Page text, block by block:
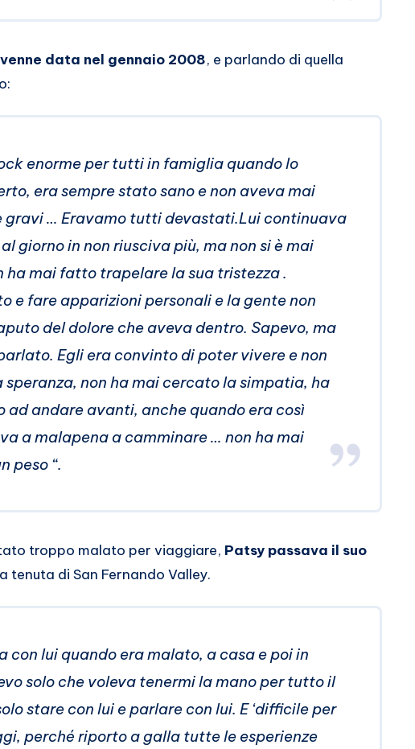
data nel gennaio 2008, e parlando di quella
enorme per tutti in famiglia quando lo
era sempre stato sano e non aveva mai
… Eravamo tutti devastati.Lui continuava
giorno in non riusciva più, ma non si è mai
ha mai fatto trapelare la sua tristezza .
e fare apparizioni personali e la gente non
del dolore che aveva dentro. Sapevo, ma
Egli era convinto di poter vivere e non
speranza, non ha mai cercato la simpatia, ha
ad andare avanti, anche quando era così
a malapena a camminare … non ha mai
peso “.
troppo malato per viaggiare, Patsy passava il suo
tenuta di San Fernando Valley.
con lui quando era malato, a casa e poi in
solo che voleva tenermi la mano per tutto il
stare con lui e parlare con lui. E ‘difficile per
perché riporto a galla tutte le esperienze